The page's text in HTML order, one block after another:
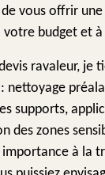
vous offrir
budget et
ravaleur, je
nettoyage
supports,
des zones
à la